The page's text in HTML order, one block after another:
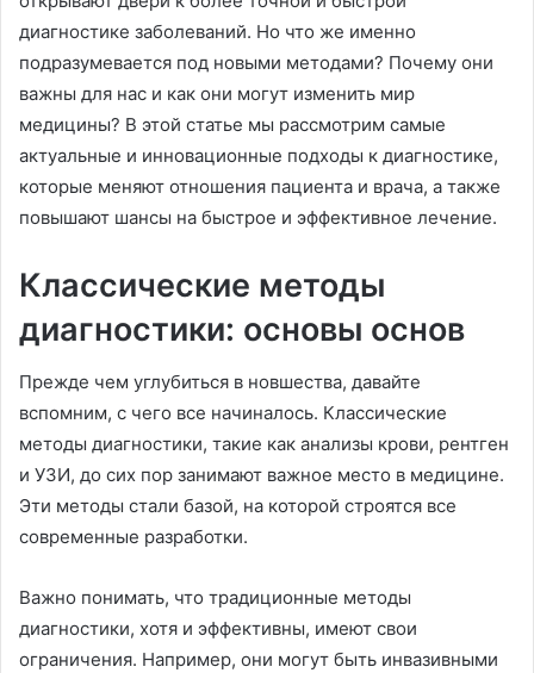
диагностике заболеваний. Но что же именно
подразумевается под новыми методами? Почему они
важны для нас и как они могут изменить мир
медицины? В этой статье мы рассмотрим самые
актуальные и инновационные подходы к диагностике,
которые меняют отношения пациента и врача, а также
повышают шансы на быстрое и эффективное лечение.
Классические методы
диагностики: основы основ
Прежде чем углубиться в новшества, давайте
вспомним, с чего все начиналось. Классические
методы диагностики, такие как анализы крови, рентген
и УЗИ, до сих пор занимают важное место в медицине.
Эти методы стали базой, на которой строятся все
современные разработки.
Важно понимать, что традиционные методы
диагностики, хотя и эффективны, имеют свои
ограничения. Например, они могут быть инвазивными